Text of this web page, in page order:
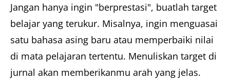
Jangan hanya ingin "berprestasi", buatlah target
belajar yang terukur. Misalnya, ingin menguasai
satu bahasa asing baru atau memperbaiki nilai
di mata pelajaran tertentu. Menuliskan target di
jurnal akan memberikanmu arah yang jelas.